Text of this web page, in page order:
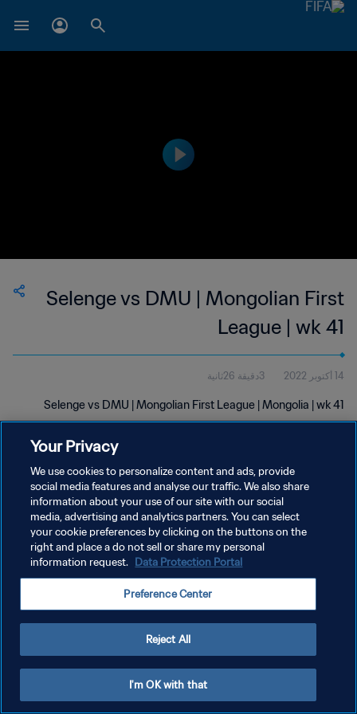
Selenge vs DMU | Mongolian First
League | wk 41
14 أكتوبر 2022 3دقيقة 26ثانية
Selenge vs DMU | Mongolian First League | Mongolia | wk 41
سياسة الخصوصية
شروط الخدمة
إدارة تفضيلات ملفات تعريف الارتباط
Your Privacy
We use cookies to personalize content and ads, provide
social media features and analyse our traffic. We also share
information about your use of our site with our social
media, advertising and analytics partners. You can select
your cookie preferences by clicking on the buttons on the
right and place a do not sell or share my personal
information request. Data Protection Portal
Preference Center
Reject All
I'm OK with that